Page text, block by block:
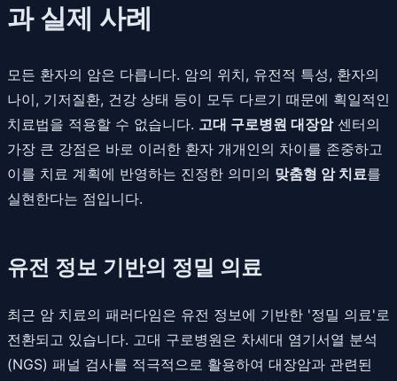
과 실제 사례
모든 환자의 암은 다릅니다. 암의 위치, 유전적 특성, 환자의
나이, 기저질환, 건강 상태 등이 모두 다르기 때문에 획일적인
치료법을 적용할 수 없습니다. 고대 구로병원 대장암센터의
가장 큰 강점은 바로 이러한 환자 개개인의 차이를 존중하고
이를 치료 계획에 반영하는 진정한 의미의 맞춤형 암 치료를
실현한다는 점입니다.
유전 정보 기반의 정밀 의료
최근 암 치료의 패러다임은 유전 정보에 기반한 '정밀 의료'로
전환되고 있습니다. 고대 구로병원은 차세대 염기서열 분석
(NGS) 패널 검사를 적극적으로 활용하여 대장암과 관련된